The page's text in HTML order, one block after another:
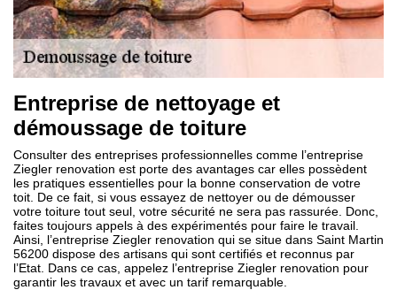
Entreprise de nettoyage et
démoussage de toiture
Consulter des entreprises professionnelles comme l’entreprise
Ziegler renovation est porte des avantages car elles possèdent
les pratiques essentielles pour la bonne conservation de votre
toit. De ce fait, si vous essayez de nettoyer ou de démousser
votre toiture tout seul, votre sécurité ne sera pas rassurée. Donc,
faites toujours appels à des expérimentés pour faire le travail.
Ainsi, l’entreprise Ziegler renovation qui se situe dans Saint Martin
56200 dispose des artisans qui sont certifiés et reconnus par
l’Etat. Dans ce cas, appelez l’entreprise Ziegler renovation pour
garantir les travaux et avec un tarif remarquable.